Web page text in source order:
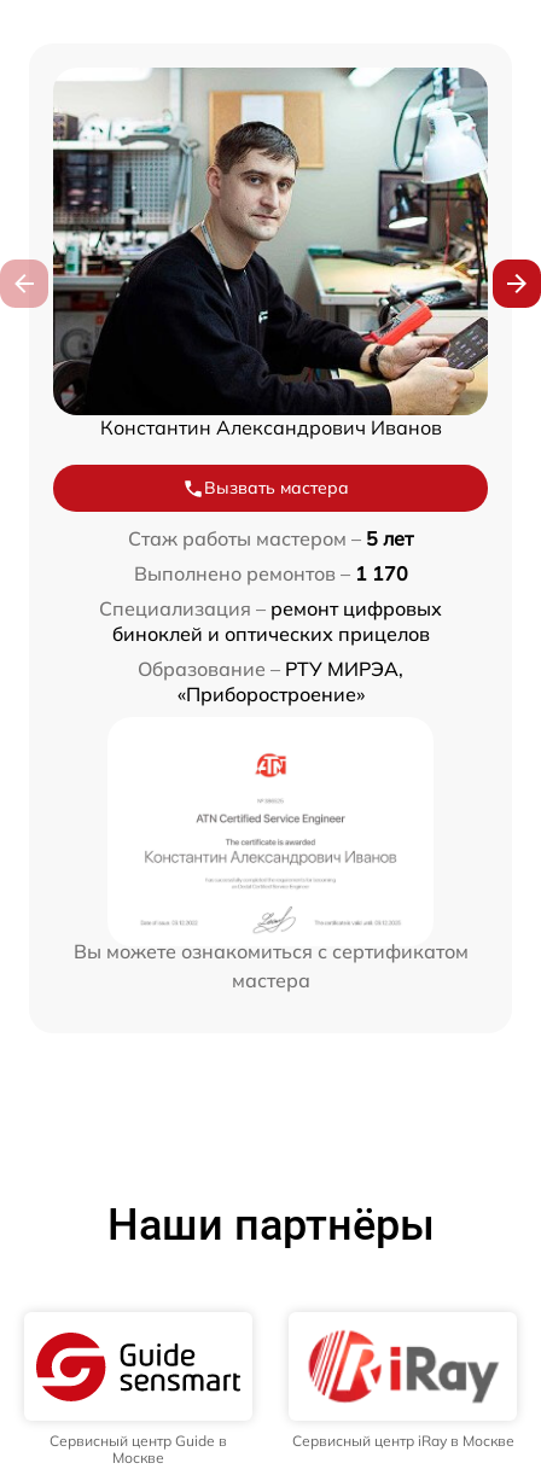
Константин Александрович Иванов
Вызвать мастера
Стаж работы мастером – 5 лет
Выполнено ремонтов – 1 170
Специализация – ремонт цифровых
биноклей и оптических прицелов
Образование – РТУ МИРЭА,
«Приборостроение»
Вы можете ознакомиться с сертификатом
мастера
Наши партнёры
Сервисный центр Guide в
Москве
Сервисный центр iRay в Москве